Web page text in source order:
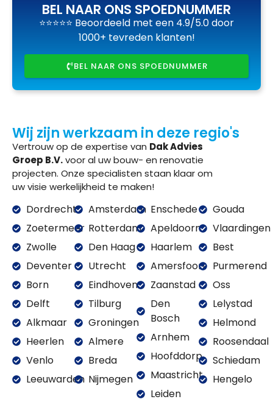
BEL NAAR ONS SPOEDNUMMER
⭐⭐⭐⭐⭐ Beoordeeld met een 4.9/5.0 door
1000+ tevreden klanten!
BEL NAAR ONS SPOEDNUMMER
Wij zijn werkzaam in deze regio's
Vertrouw op de expertise van Dak Advies
Groep B.V.voor al uw bouw- en renovatie
projecten. Onze specialisten staan klaar om
uw visie werkelijkheid te maken!
Dordrecht
Zoetermeer
Zwolle
Deventer
Born
Delft
Alkmaar
Heerlen
Venlo
Leeuwarden
Amsterdam
Rotterdam
Den Haag
Utrecht
Eindhoven
Tilburg
Groningen
Almere
Breda
Nijmegen
Enschede
Apeldoorn
Haarlem
Amersfoort
Zaanstad
Den
Bosch
Arnhem
Hoofddorp
Maastricht
Leiden
Gouda
Vlaardingen
Best
Purmerend
Oss
Lelystad
Helmond
Roosendaal
Schiedam
Hengelo